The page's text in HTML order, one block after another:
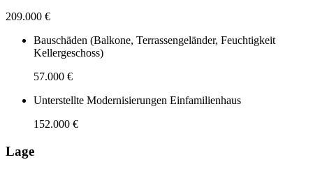
209.000 €
Bauschäden (Balkone, Terrassengeländer, Feuchtigkeit
Kellergeschoss)
57.000 €
Unterstellte Modernisierungen Einfamilienhaus
152.000 €
Lage